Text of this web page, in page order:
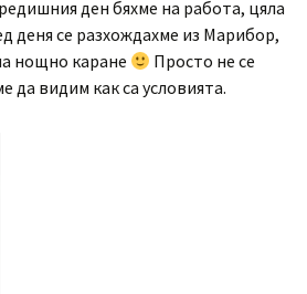
ден бяхме на работа, цяла
деня се разхождахме из Марибор,
нощно каране
Просто не се
да видим как са условията.